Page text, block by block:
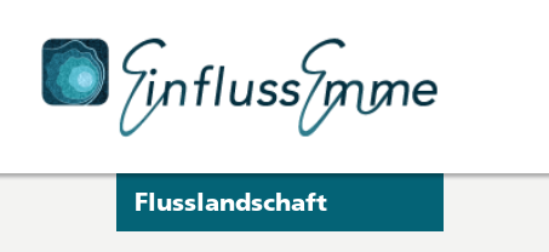
Sie
befinden
Flusslandschaft
Seitenleiste